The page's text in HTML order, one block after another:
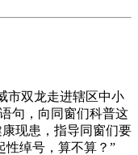
双龙走进辖区中小
句，向同窗们科普这
现患，指导同窗们要
性绰号，算不算？”